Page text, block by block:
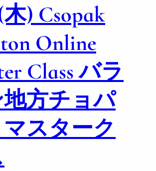
) Csopak
Online
Class バラ
地方チョパ
スターク